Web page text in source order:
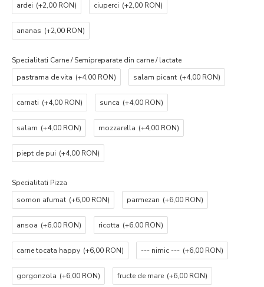
ardei (+2,00 RON) ciuperci (+2,00 RON)
ananas (+2,00 RON)
Specialitati Carne / Semipreparate din carne / lactate
pastrama de vita (+4,00 RON) salam picant (+4,00 RON)
carnati (+4,00 RON) sunca (+4,00 RON)
salam (+4,00 RON) mozzarella (+4,00 RON)
piept de pui (+4,00 RON)
Specialitati Pizza
somon afumat (+6,00 RON) parmezan (+6,00 RON)
ansoa (+6,00 RON) ricotta (+6,00 RON)
carne tocata happy (+6,00 RON) --- nimic --- (+6,00 RON)
gorgonzola (+6,00 RON) fructe de mare (+6,00 RON)